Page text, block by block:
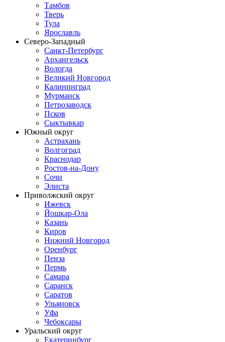
Тамбов
Тверь
Тула
Ярославль
Северо-Западный
Санкт-Петербург
Архангельск
Вологда
Великий Новгород
Калининград
Мурманск
Петрозаводск
Псков
Сыктывкар
Южный округ
Астрахань
Волгоград
Краснодар
Ростов-на-Дону
Сочи
Элиста
Приволжский округ
Ижевск
Йошкар-Ола
Казань
Киров
Нижний Новгород
Оренбург
Пенза
Пермь
Самара
Саранск
Саратов
Ульяновск
Уфа
Чебоксары
Уральский округ
Екатеринбург